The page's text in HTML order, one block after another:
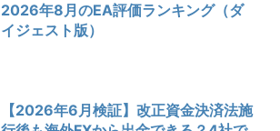
2026年8月のEA評価ランキング（ダ
イジェスト版）
【2026年6月検証】改正資金決済法施